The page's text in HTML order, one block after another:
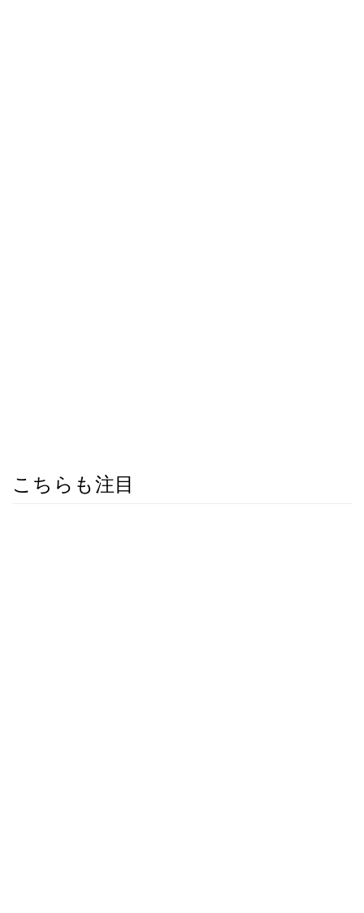
こちらも注目